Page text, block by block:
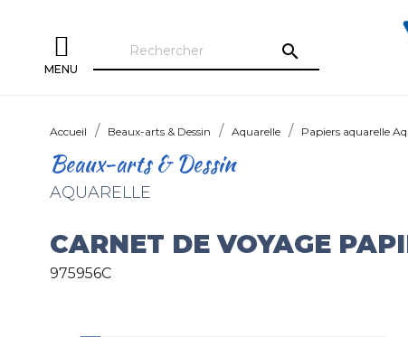
MENU
search
Accueil Beaux-arts & Dessin Aquarelle Papiers aquarelle
Beaux-arts & Dessin
AQUARELLE
CARNET DE VOYAGE
975956C